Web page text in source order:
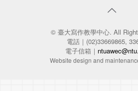
© 臺大寫作教學中心. All
電話｜(02)33669865,
電子信箱｜
Website design and